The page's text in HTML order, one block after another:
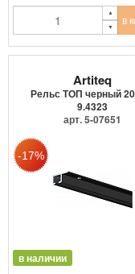
в
Artiteq
Рельс ТОП черный
9.4323
арт. 5-07651
в наличии